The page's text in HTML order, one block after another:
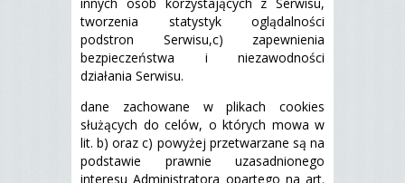
tworzenia statystyk oglądalności
podstron Serwisu,c) zapewnienia
bezpieczeństwa i niezawodności
działania Serwisu.
dane zachowane w plikach cookies
służących do celów, o których mowa w
lit. b) oraz c) powyżej przetwarzane są na
podstawie prawnie uzasadnionego
interesu Administratora opartego na art.